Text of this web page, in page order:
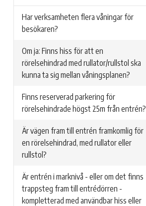
Har verksamheten flera våningar för
besökaren?
Om ja: Finns hiss för att en
rörelsehindrad med rullator/rullstol ska
kunna ta sig mellan våningsplanen?
Finns reserverad parkering för
rörelsehindrade högst 25m från entrén?
Är vägen fram till entrén framkomlig för
en rörelsehindrad, med rullator eller
rullstol?
Är entrén i marknivå - eller om det finns
trappsteg fram till entrédörren -
kompletterad med användbar hiss eller